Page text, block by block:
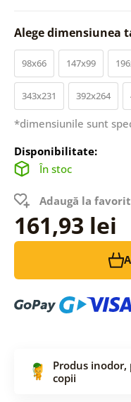
Alege dimensiunea
98x66 147x99
343x231 392x264
*dimensiunile sunt
Disponibilitate:
În stoc
Adaugă la
161,93 lei
Produs
copii